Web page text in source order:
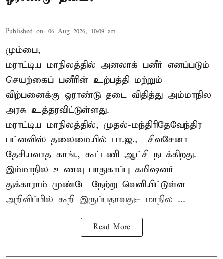
Published on: 06 Aug 2026, 10:09 am
மும்பை,
மராட்டிய மாநிலத்தில் அனலாக் பனீர் எனப்படும்
செயற்கைப் பனீரின் உற்பத்தி மற்றும்
விற்பனைக்கு ஓராண்டு தடை விதித்து அம்மாநில
அரசு உத்தரவிட்டுள்ளது.
மராட்டிய மாநிலத்தில், முதல்-மந்திரிதேவேந்திர
பட்னவிஸ் தலைமையில் பா.ஜ., – சிவசேனா –
தேசியவாத காங்., கூட்டணி ஆட்சி நடக்கிறது.
இம்மாநில உணவு பாதுகாப்பு கமிஷனர்
துக்காராம் முண்டே நேற்று வெளியிட்டுள்ள
அறிவிப்பில் கூறி இருப்பதாவது:- மாநில ...
Read More